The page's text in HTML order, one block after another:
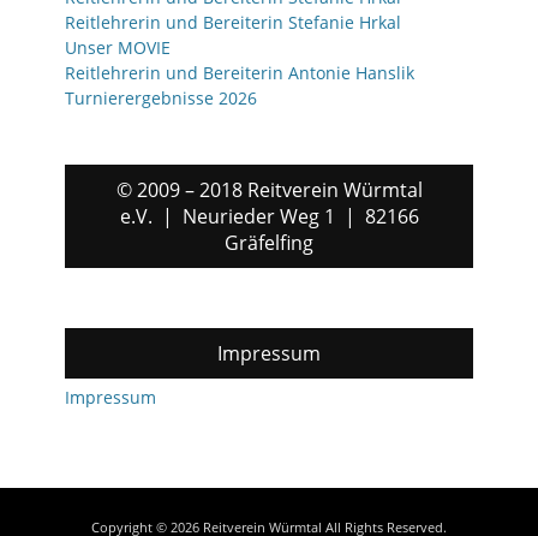
Reitlehrerin und Bereiterin Stefanie Hrkal
Unser MOVIE
Reitlehrerin und Bereiterin Antonie Hanslik
Turnierergebnisse 2026
© 2009 – 2018 Reitverein Würmtal
e.V. | Neurieder Weg 1 | 82166
Gräfelfing
Impressum
Impressum
Copyright © 2026 Reitverein Würmtal All Rights Reserved.